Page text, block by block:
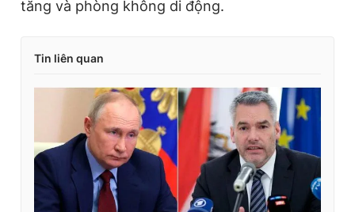
tăng và phòng không di động.
Tin liên quan